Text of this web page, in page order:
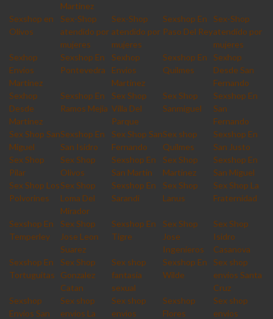
Martinez
Sexshop en
Olivos
Sex-Shop
atendido por
mujeres
Sex-Shop
atendido por
mujeres
Sexshop En
Paso Del Rey
Sex-Shop
atendido por
mujeres
Sexhop
Envios
Martinez
Sexshop En
Pontevedra
Sexhop
Envios
Martinez
Sexshop En
Quilmes
Sexhop
Desde San
Fernando
Sexhop
Desde
Martinez
Sexshop En
Ramos Mejia
Sex Shop
Villa Del
Parque
Sex Shop
Sanmiguel
Sexshop En
San
Fernando
Sex Shop San
Miguel
Sexshop En
San Isidro
Sex Shop San
Fernando
Sex shop
Quilmes
Sexshop En
San Justo
Sex Shop
Pilar
Sex Shop
Olivos
Sexshop En
San Martin
Sex Shop
Martinez
Sexshop En
San Miguel
Sex Shop Los
Polvorines
Sex Shop
Loma Del
Mirador
Sexshop En
Sarandi
Sex Shop
Lanus
Sex Shop La
Fraternidad
Sexshop En
Temperley
Sex Shop
Jose Leon
Suarez
Sexshop En
Tigre
Sex Shop
Jose
Ingenieros
Sex Shop
Isidro
Casanova
Sexshop En
Tortuguitas
Sex Shop
Gonzalez
Catan
Sex shop
fantasia
sexual
Sexshop En
Wilde
Sex shop
envios Santa
Cruz
Sexshop
Envios San
Sex shop
envios La
Sex shop
envios
Sexshop
Flores
Sex shop
envios